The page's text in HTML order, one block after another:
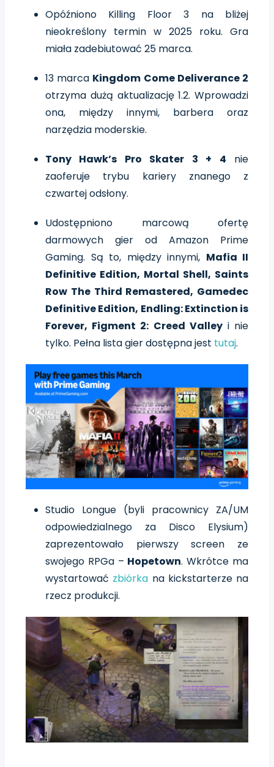
Opóźniono Killing Floor 3 na bliżej
nieokreślony termin w 2025 roku. Gra
miała zadebiutować 25 marca.
13 marca Kingdom Come Deliverance 2
otrzyma dużą aktualizację 1.2. Wprowadzi
ona, między innymi, barbera oraz
narzędzia moderskie.
Tony Hawk’s Pro Skater 3 + 4 nie
zaoferuje trybu kariery znanego z
czwartej odsłony.
Udostępniono marcową ofertę
darmowych gier od Amazon Prime
Gaming. Są to, między innymi, Mafia II
Definitive Edition, Mortal Shell, Saints
Row The Third Remastered, Gamedec
Definitive Edition, Endling: Extinction is
Forever, Figment 2: Creed Valleyi nie
tylko. Pełna lista gier dostępna jest tutaj.
Studio Longue (byli pracownicy ZA/UM
odpowiedzialnego za Disco Elysium)
zaprezentowało pierwszy screen ze
swojego RPGa – Hopetown. Wkrótce ma
wystartować zbiórka na kickstarterze na
rzecz produkcji.